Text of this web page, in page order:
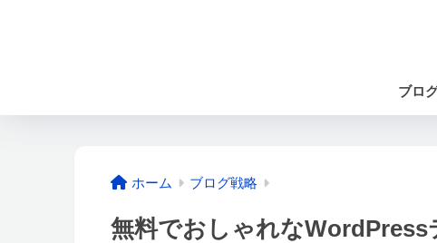
ブロ
ホーム ブログ戦略
無料でおしゃれなWordPress